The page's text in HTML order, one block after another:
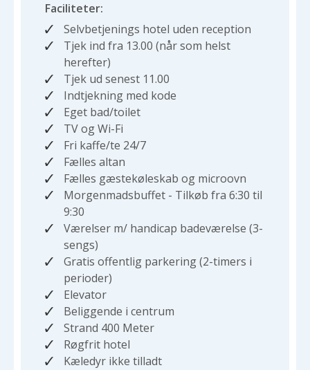
Faciliteter:
Selvbetjenings hotel uden reception
Tjek ind fra 13.00 (når som helst
herefter)
Tjek ud senest 11.00
Indtjekning med kode
Eget bad/toilet
TV og Wi-Fi
Fri kaffe/te 24/7
Fælles altan
Fælles gæstekøleskab og microovn
Morgenmadsbuffet - Tilkøb fra 6:30 til
9:30
Værelser m/ handicap badeværelse (3-
sengs)
Gratis offentlig parkering (2-timers i
perioder)
Elevator
Beliggende i centrum
Strand 400 Meter
Røgfrit hotel
Kæledyr ikke tilladt